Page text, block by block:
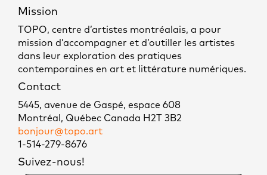
Mission
TOPO, centre d’artistes montréalais, a pour
mission d’accompagner et d’outiller les artistes
dans leur exploration des pratiques
contemporaines en art et littérature numériques.
Contact
5445, avenue de Gaspé, espace 608
Montréal, Québec Canada H2T 3B2
bonjour@topo.art
1-514-279-8676
Suivez-nous!